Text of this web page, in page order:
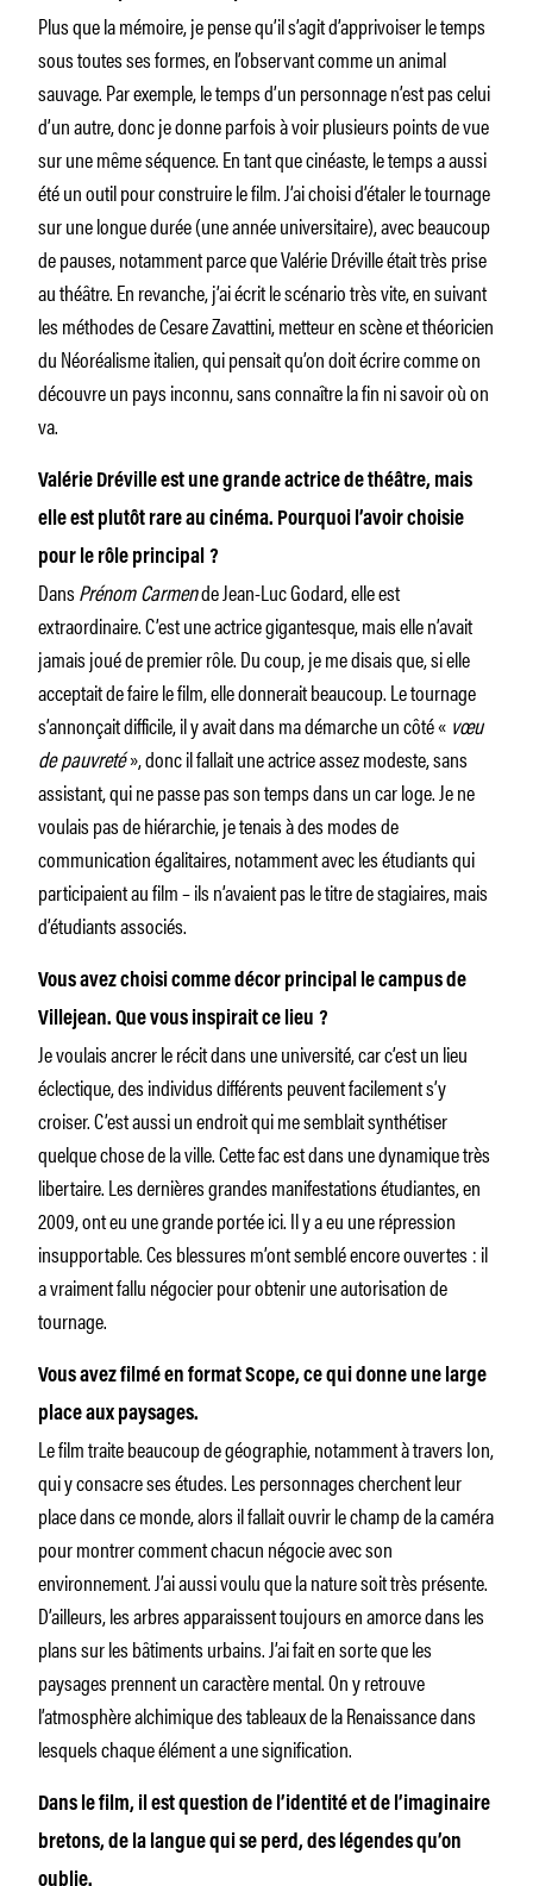
Plus que la mémoire, je pense qu’il s’agit d’apprivoiser le temps
sous toutes ses formes, en l’observant comme un animal
sauvage. Par exemple, le temps d’un personnage n’est pas celui
d’un autre, donc je donne parfois à voir plusieurs points de vue
sur une même séquence. En tant que cinéaste, le temps a aussi
été un outil pour construire le film. J’ai choisi d’étaler le tournage
sur une longue durée (une année universitaire), avec beaucoup
de pauses, notamment parce que Valérie Dréville était très prise
au théâtre. En revanche, j’ai écrit le scénario très vite, en suivant
les méthodes de Cesare Zavattini, metteur en scène et théoricien
du Néoréalisme italien, qui pensait qu’on doit écrire comme on
découvre un pays inconnu, sans connaître la fin ni savoir où on
va.
Valérie Dréville est une grande actrice de théâtre, mais
elle est plutôt rare au cinéma. Pourquoi l’avoir choisie
pour le rôle principal ?
DansPrénom Carmende Jean-Luc Godard, elle est
extraordinaire. C’est une actrice gigantesque, mais elle n’avait
jamais joué de premier rôle. Du coup, je me disais que, si elle
acceptait de faire le film, elle donnerait beaucoup. Le tournage
s’annonçait difficile, il y avait dans ma démarche un côté « vœu
de pauvreté», donc il fallait une actrice assez modeste, sans
assistant, qui ne passe pas son temps dans un car loge. Je ne
voulais pas de hiérarchie, je tenais à des modes de
communication égalitaires, notamment avec les étudiants qui
participaient au film – ils n’avaient pas le titre de stagiaires, mais
d’étudiants associés.
Vous avez choisi comme décor principal le campus de
Villejean. Que vous inspirait ce lieu ?
Je voulais ancrer le récit dans une université, car c’est un lieu
éclectique, des individus différents peuvent facilement s’y
croiser. C’est aussi un endroit qui me semblait synthétiser
quelque chose de la ville. Cette fac est dans une dynamique très
libertaire. Les dernières grandes manifestations étudiantes, en
2009, ont eu une grande portée ici. Il y a eu une répression
insupportable. Ces blessures m’ont semblé encore ouvertes : il
a vraiment fallu négocier pour obtenir une autorisation de
tournage.
Vous avez filmé en format Scope, ce qui donne une large
place aux paysages.
Le film traite beaucoup de géographie, notamment à travers Ion,
qui y consacre ses études. Les personnages cherchent leur
place dans ce monde, alors il fallait ouvrir le champ de la caméra
pour montrer comment chacun négocie avec son
environnement. J’ai aussi voulu que la nature soit très présente.
D’ailleurs, les arbres apparaissent toujours en amorce dans les
plans sur les bâtiments urbains. J’ai fait en sorte que les
paysages prennent un caractère mental. On y retrouve
l’atmosphère alchimique des tableaux de la Renaissance dans
lesquels chaque élément a une signification.
Dans le film, il est question de l’identité et de l’imaginaire
bretons, de la langue qui se perd, des légendes qu’on
oublie.